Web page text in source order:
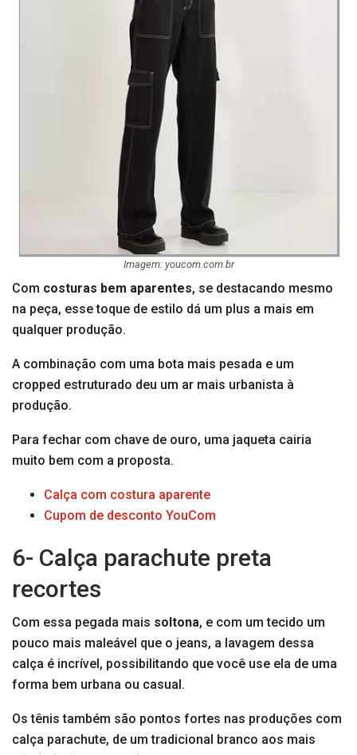
Imagem: youcom.com.br
Com costuras bem aparentes, se destacando mesmo
na peça, esse toque de estilo dá um plus a mais em
qualquer produção.
A combinação com uma bota mais pesada e um
cropped estruturado deu um ar mais urbanista à
produção.
Para fechar com chave de ouro, uma jaqueta cairia
muito bem com a proposta.
Calça com costura aparente
Cupom de desconto YouCom
6- Calça parachute preta
recortes
Com essa pegada mais soltona, e com um tecido um
pouco mais maleável que o jeans, a lavagem dessa
calça é incrível, possibilitando que você use ela de uma
forma bem urbana ou casual.
Os tênis também são pontos fortes nas produções com
calça parachute, de um tradicional branco aos mais